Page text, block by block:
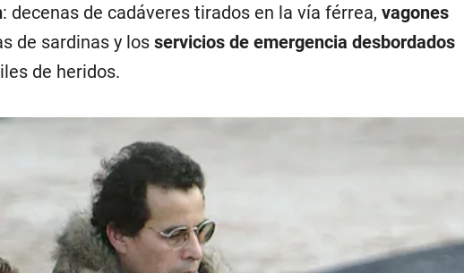
: decenas de cadáveres tirados en la vía férrea, vagones
de sardinas y los servicios de emergencia desbordados
de heridos.